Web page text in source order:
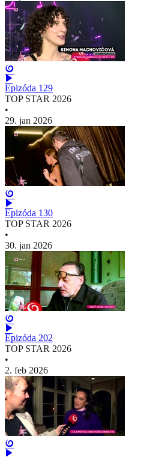
Epizóda 129
TOP STAR 2026
•
29. jan 2026
Epizóda 130
TOP STAR 2026
•
30. jan 2026
Epizóda 202
TOP STAR 2026
•
2. feb 2026